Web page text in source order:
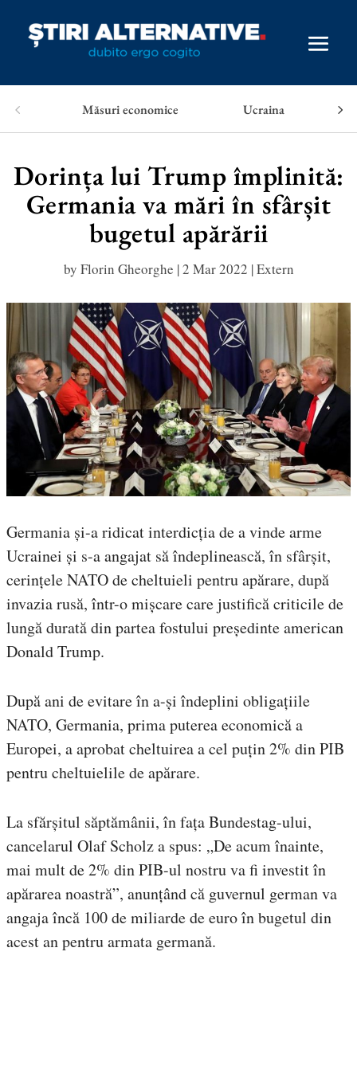
Măsuri economice Ucraina
Dorința lui Trump împlinită:
Germania va mări în sfârșit
bugetul apărării
by Florin Gheorghe |2 Mar 2022 |Extern
Germania și-a ridicat interdicția de a vinde arme
Ucrainei și s-a angajat să îndeplinească, în sfârșit,
cerințele NATO de cheltuieli pentru apărare, după
invazia rusă, într-o mișcare care justifică criticile de
lungă durată din partea fostului președinte american
Donald Trump.
După ani de evitare în a-și îndeplini obligațiile
NATO, Germania, prima puterea economică a
Europei, a aprobat cheltuirea a cel puțin 2% din PIB
pentru cheltuielile de apărare.
La sfărșitul săptămânii, în fața Bundestag-ului,
cancelarul Olaf Scholz a spus: „De acum înainte,
mai mult de 2% din PIB-ul nostru va fi investit în
apărarea noastră”, anunțând că guvernul german va
angaja încă 100 de miliarde de euro în bugetul din
acest an pentru armata germană.